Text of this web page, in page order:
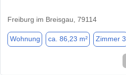
Freiburg im Breisgau, 79114
Wohnung ca. 86,23 m² Zimmer 3